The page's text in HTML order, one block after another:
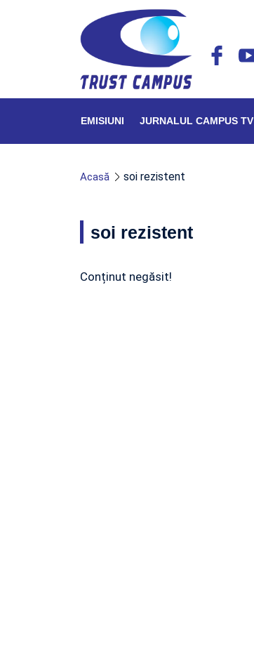
EMISIUNI JURNALUL CAMPUS TV
Acasă soi rezistent
soi rezistent
Conținut negăsit!